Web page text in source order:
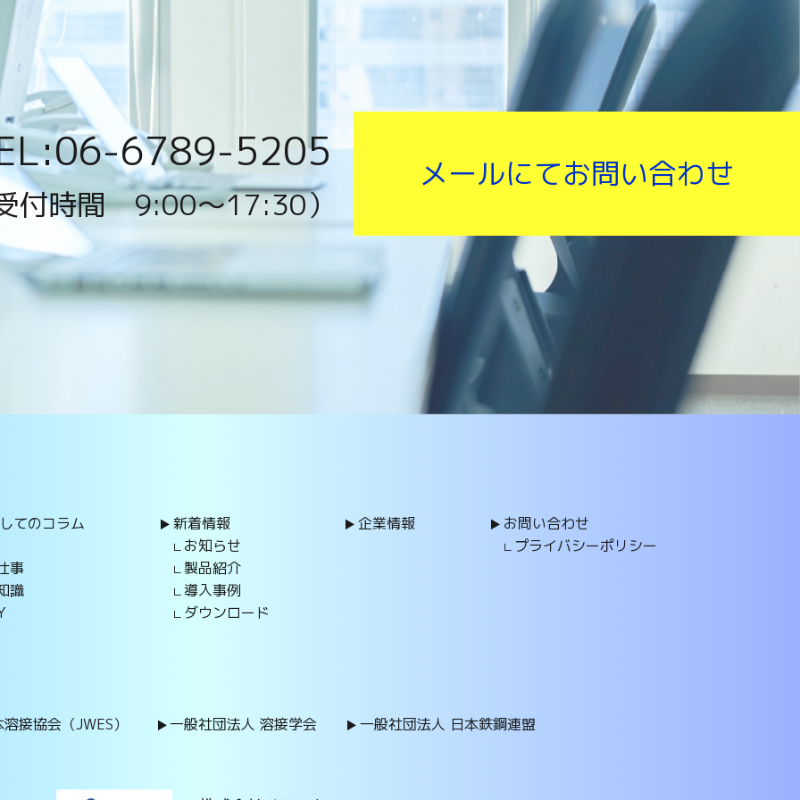
6789-5205
付時間 9:00〜17:30）
メールにてお問い合わせ
てのコラム
事
識
新着情報
お知らせ
製品紹介
導入事例
ダウンロード
企業情報
お問い合わせ
プライバシーポリシー
接協会（JWES） 一般社団法人 溶接学会 一般社団法人 日本鉄鋼連盟